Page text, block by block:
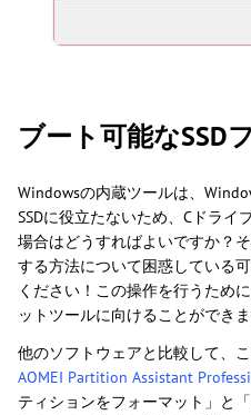
ブート可能なSSD
Windowsの内蔵ツールは、
SSDに役立たないため、Cドラ
場合はどうすればよいですか？
する方法について困惑している
ください！この操作を行うため
ットツールに向けることができま
他のソフトウェアと比較して、こ
AOMEI Partition Assistant
ティションをフォーマット」と